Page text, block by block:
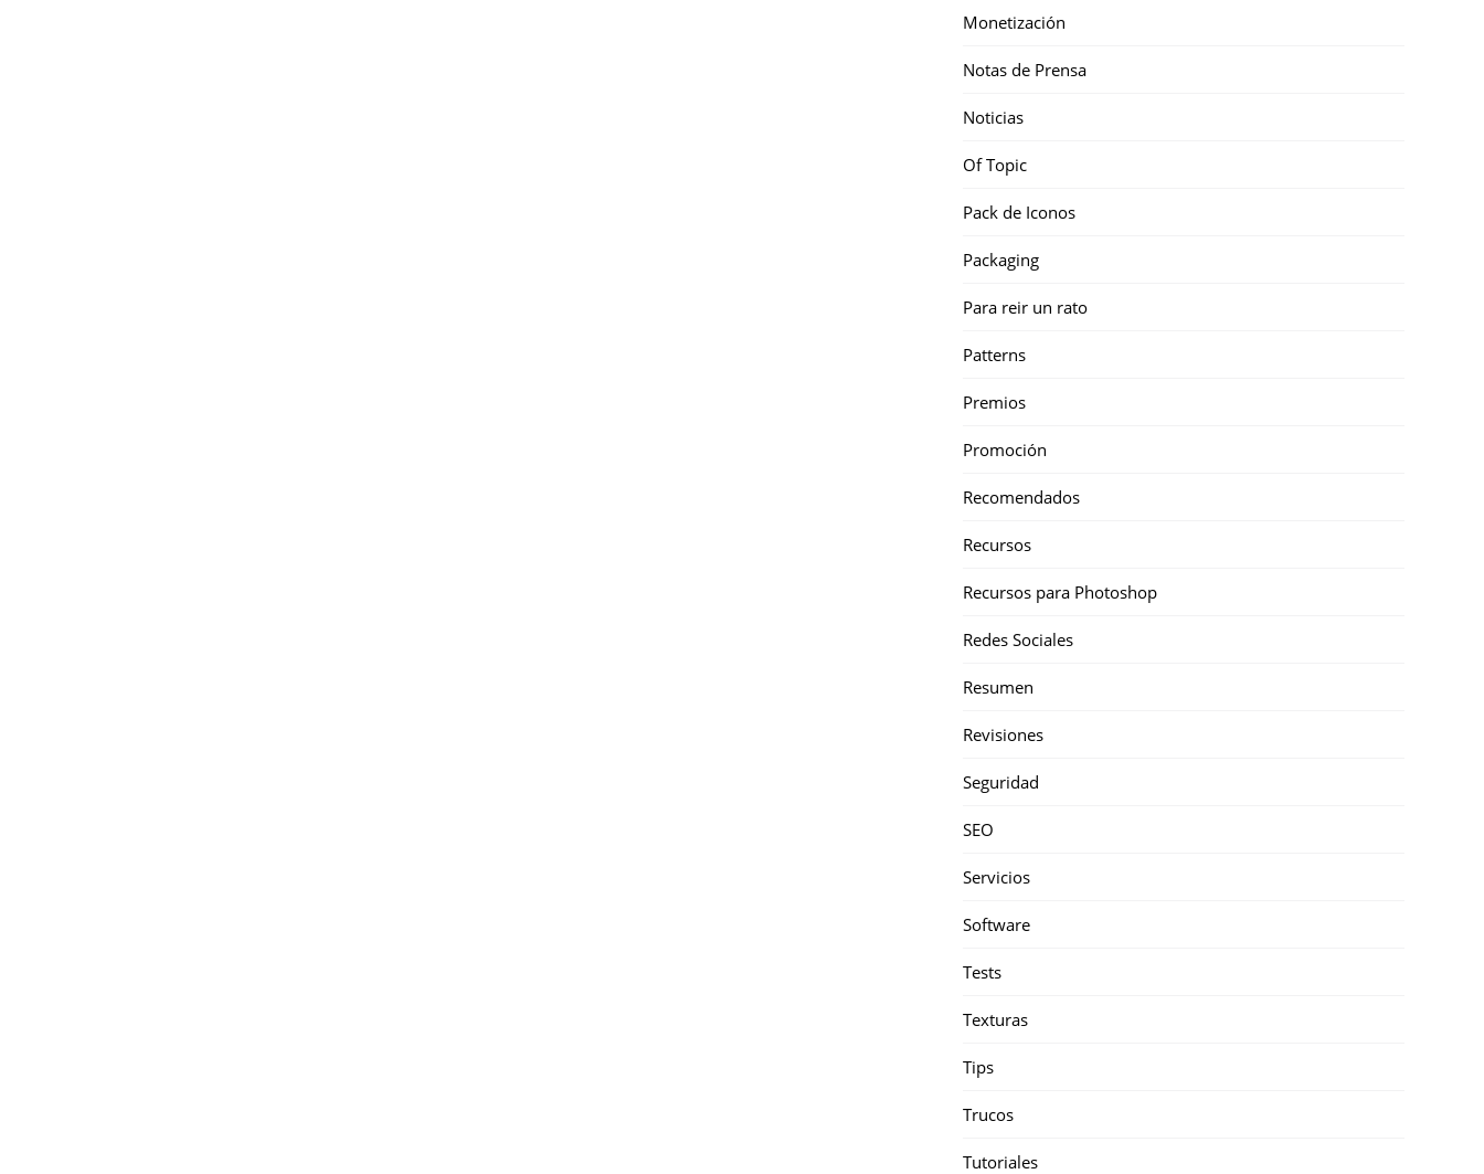
Monetización
Notas de Prensa
Noticias
Of Topic
Pack de Iconos
Packaging
Para reir un rato
Patterns
Premios
Promoción
Recomendados
Recursos
Recursos para Photoshop
Redes Sociales
Resumen
Revisiones
Seguridad
SEO
Servicios
Software
Tests
Texturas
Tips
Trucos
Tutoriales